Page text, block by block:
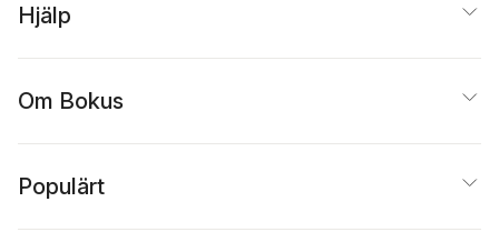
Lizette
Bjurström,Sam Philip
Sabine
Hjälp
Om Bokus
Populärt